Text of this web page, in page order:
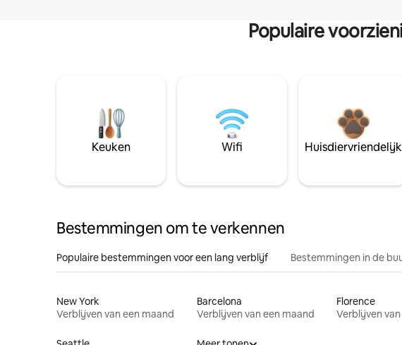
Populaire
Keuken Wifi Huisdiervriendelijk
Bestemmingen om te verkennen
Populaire bestemmingen voor een lang verblijf Bestemmingen in de
New York
Verblijven van een maand
Barcelona
Verblijven van een maand
Florence
Verblijven